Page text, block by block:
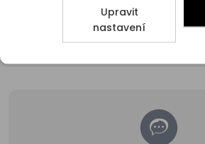
Upravit
nastavení